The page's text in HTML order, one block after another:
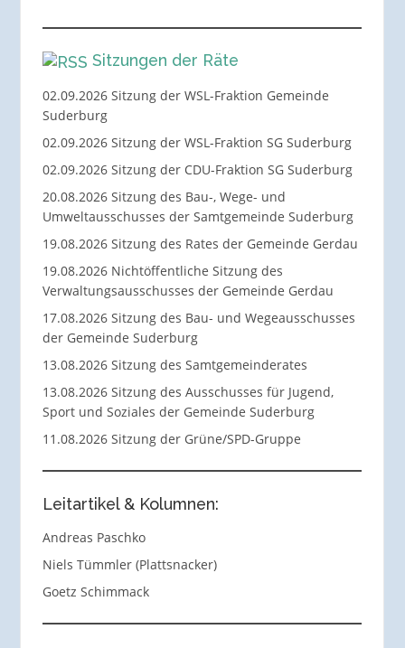
Sitzungen der Räte
02.09.2026 Sitzung der WSL-Fraktion Gemeinde
Suderburg
02.09.2026 Sitzung der WSL-Fraktion SG Suderburg
02.09.2026 Sitzung der CDU-Fraktion SG Suderburg
20.08.2026 Sitzung des Bau-, Wege- und
Umweltausschusses der Samtgemeinde Suderburg
19.08.2026 Sitzung des Rates der Gemeinde Gerdau
19.08.2026 Nichtöffentliche Sitzung des
Verwaltungsausschusses der Gemeinde Gerdau
17.08.2026 Sitzung des Bau- und Wegeausschusses
der Gemeinde Suderburg
13.08.2026 Sitzung des Samtgemeinderates
13.08.2026 Sitzung des Ausschusses für Jugend,
Sport und Soziales der Gemeinde Suderburg
11.08.2026 Sitzung der Grüne/SPD-Gruppe
Leitartikel & Kolumnen:
Andreas Paschko
Niels Tümmler (Plattsnacker)
Goetz Schimmack